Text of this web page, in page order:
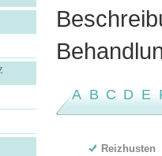
A B C D E
Reizhusten